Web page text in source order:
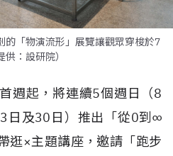
的「物演流形」展覽讓觀眾穿梭於7
：設研院）
週起，將連續5個週日（8
日及30日）推出「從0到∞
逛×主題講座，邀請「跑步